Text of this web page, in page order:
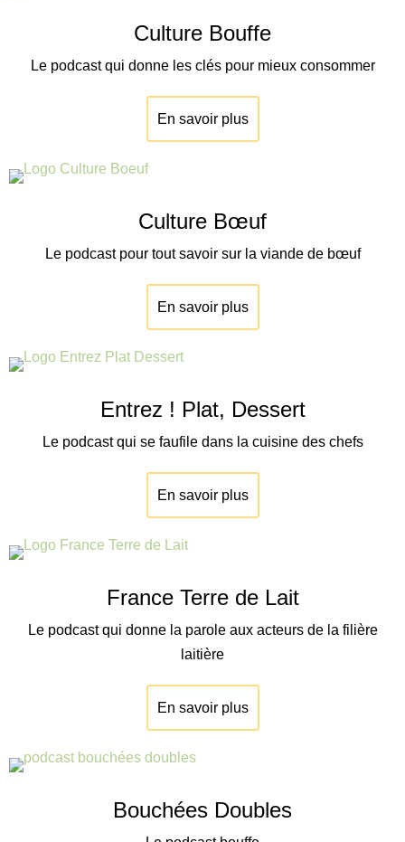
Culture Bouffe
Le podcast qui donne les clés pour mieux consommer
En savoir plus
Culture Bœuf
Le podcast pour tout savoir sur la viande de bœuf
En savoir plus
Entrez ! Plat, Dessert
Le podcast qui se faufile dans la cuisine des chefs
En savoir plus
France Terre de Lait
Le podcast qui donne la parole aux acteurs de la filière
laitière
En savoir plus
Bouchées Doubles